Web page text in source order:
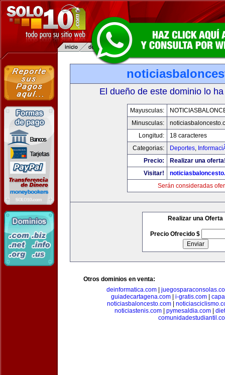
El dueño de este dominio lo
Mayusculas:
Minusculas:
Longitud:
18 caracteres
Categorias:
Deportes,
Precio:
Realizar una
Visitar!
Serán consideradas
Realizar una Oferta
Precio Ofrecido $
Otros dominios en venta:
deinformatica.com
guiadecartagena.com| i-gratis.com|
noticiasbaloncesto.com
noticiastenis.com
pymesaldia.com